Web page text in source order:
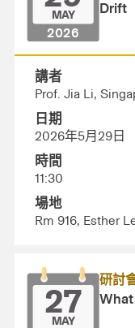
MAY
2026
Drift
講者
Prof. Jia Li,
日期
2026年5月29日
時間
11:30
場地
Rm 916, Esther
27
MAY
研討
What